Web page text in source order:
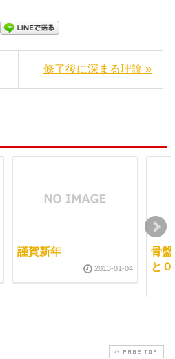
修了後に深まる理論 »
謹賀新年
2013-01-04
骨
と
PAGE TOP